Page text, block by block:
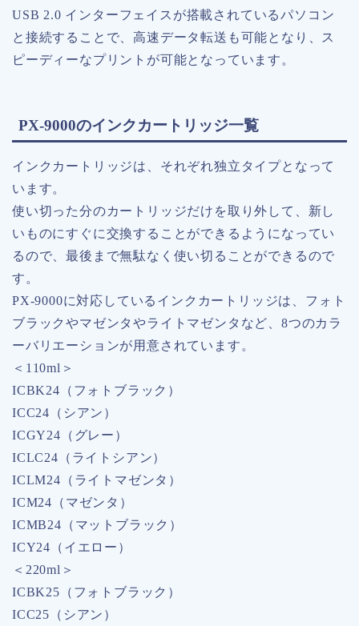
USB 2.0 インターフェイスが搭載されているパソコン
と接続することで、高速データ転送も可能となり、ス
ピーディーなプリントが可能となっています。
PX-9000のインクカートリッジ一覧
インクカートリッジは、それぞれ独立タイプとなって
います。
使い切った分のカートリッジだけを取り外して、新し
いものにすぐに交換することができるようになってい
るので、最後まで無駄なく使い切ることができるので
す。
PX-9000に対応しているインクカートリッジは、フォト
ブラックやマゼンタやライトマゼンタなど、8つのカラ
ーバリエーションが用意されています。
＜110ml＞
ICBK24（フォトブラック）
ICC24（シアン）
ICGY24（グレー）
ICLC24（ライトシアン）
ICLM24（ライトマゼンタ）
ICM24（マゼンタ）
ICMB24（マットブラック）
ICY24（イエロー）
＜220ml＞
ICBK25（フォトブラック）
ICC25（シアン）